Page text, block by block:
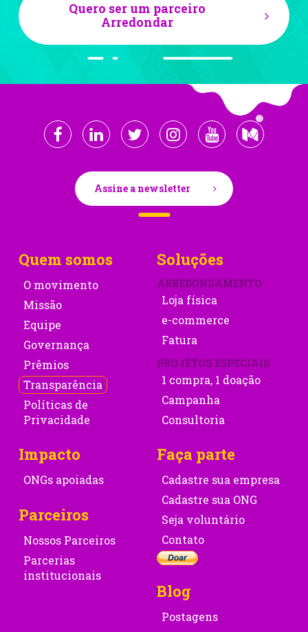
Quero ser um parceiro
Arredondar
Assine a newsletter
Quem somos
O movimento
Missão
Equipe
Governança
Prêmios
Transparência
Políticas de
Privacidade
Soluções
ARREDONDAMENTO
Loja física
e-commerce
Fatura
PROJETOS ESPECIAIS
1 compra, 1 doação
Campanha
Consultoria
Impacto
ONGs apoiadas
Parceiros
Nossos Parceiros
Parcerias
institucionais
Faça parte
Cadastre sua empresa
Cadastre sua ONG
Seja voluntário
Contato
Blog
Postagens